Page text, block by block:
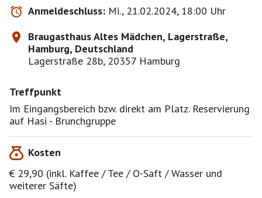
Da Frühstückstreffs erfahrungsgemäß gut besucht
sind - bitte anmelden.
Und wer angemeldet ist, is(s)t dabei.
--> Würde mich freuen hierbei auch neue Gesichter
daher kann es u. U. auch sein das hier nicht unbedingt
immer in der Reihnfolge der Anmeldungen bestätigt
wird <--
22,90) sind folgende Erweiterungen eingeschlosen:
Cerealien-Auswahl, Obstplatte, hausgemachter Eistee,
große Saftauswahl und ein Glas Rodenbach Alexander.
(Stand 04.02.24)
Anmeldeschluss: Mi., 21.02.2024, 18:00 Uhr
Braugasthaus Altes Mädchen, Lagerstraße,
Hamburg, Deutschland
Lagerstraße 28b, 20357 Hamburg
Treffpunkt
Im Eingangsbereich bzw. direkt am Platz. Reservierung
auf Hasi - Brunchgruppe
Kosten
€ 29,90 (inkl. Kaffee / Tee / O-Saft / Wasser und
weiterer Säfte)